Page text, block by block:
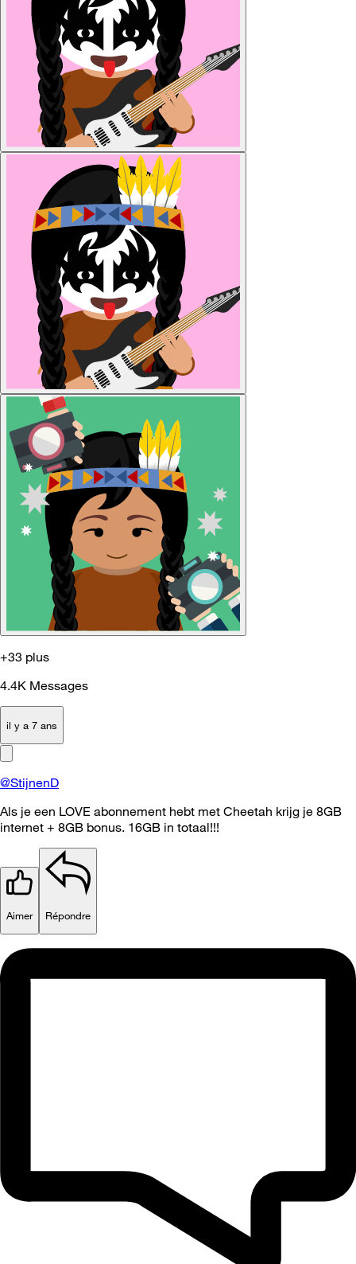
+33 plus
4.4K Messages
il y a 7 ans
@StijnenD
Als je een LOVE abonnement hebt met Cheetah krijg je 8GB
internet + 8GB bonus. 16GB in totaal!!!
Aimer Répondre